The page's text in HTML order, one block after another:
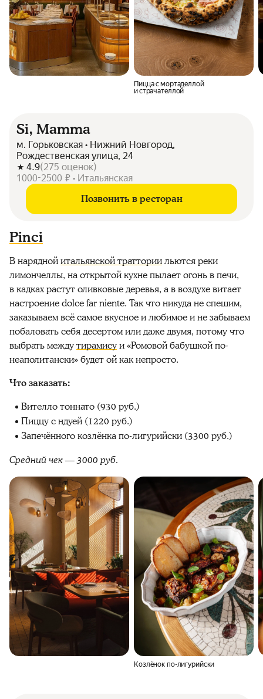
Пицца с мортаделлой
и страчателлой
Si, Mamma
м. Горьковская • Нижний Новгород,
Рождественская улица, 24
4.9(275 оценок)
1000-2500 ₽ • Итальянская
Позвонить в ресторан
Pinci
В наряднойитальянской тратториильются реки
лимончеллы, на открытой кухне пылает огонь в печи,
в кадках растут оливковые деревья, а в воздухе витает
настроение dolce far niente. Так что никуда не спешим,
заказываем всё самое вкусное и любимое и не забываем
побаловать себя десертом или даже двумя, потому что
выбрать междутирамисуи «Ромовой бабушкой по-
неаполитански» будет ой как непросто.
Что заказать:
Вителло тоннато (930 руб.)
Пиццу с ндуей (1220 руб.)
Запечённого козлёнка по-лигурийски (3300 руб.)
Средний чек — 3000 руб.
Козлёнок по-лигурийски